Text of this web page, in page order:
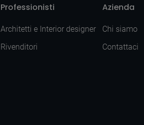
Professionisti
Architetti e Interior designer
Rivenditori
Azienda
Chi siamo
Contattaci